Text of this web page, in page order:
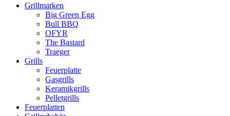
Grillmarken
Big Green Egg
Bull BBQ
OFYR
The Bastard
Traeger
Grills
Feuerplatte
Gasgrills
Keramikgrills
Pelletgrills
Feuerplatten